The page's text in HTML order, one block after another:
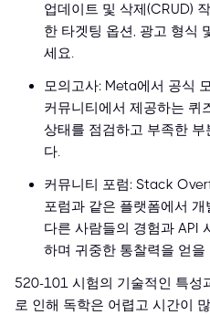
업데이트 및 삭제(CRUD)
한 타겟팅 옵션, 광고 형식
세요.
모의고사: Meta에서 공식
커뮤니티에서 제공하는 퀴
상태를 점검하고 부족한
다.
커뮤니티 포럼: Stack
포럼과 같은 플랫폼에서
다른 사람들의 경험과 API
하며 귀중한 통찰력을 얻을
520-101 시험의 기술적인 특성
로 인해 독학은 어렵고 시간이